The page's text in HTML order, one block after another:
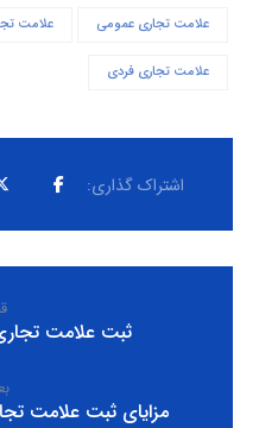
علامت تجاری عمومی علامت
علامت تجاری فردی
ثبت علامت
مزایای ثبت علامت